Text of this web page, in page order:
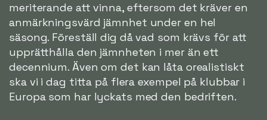
meriterande att vinna, eftersom det kräver en
anmärkningsvärd jämnhet under en hel
säsong. Föreställ dig då vad som krävs för att
upprätthålla den jämnheten i mer än ett
decennium. Även om det kan låta orealistiskt
ska vi i dag titta på flera exempel på klubbar i
Europa som har lyckats med den bedriften.